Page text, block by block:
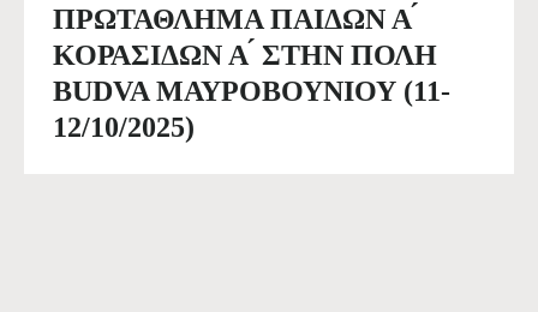
ΠΡΩΤΑΘΛΗΜΑ ΠΑΙΔΩΝ Α ́
ΚΟΡΑΣΙΔΩΝ Α ́ ΣΤΗΝ ΠΟΛΗ
BUDVA ΜΑΥΡΟΒΟΥΝΙΟΥ (11-
12/10/2025)